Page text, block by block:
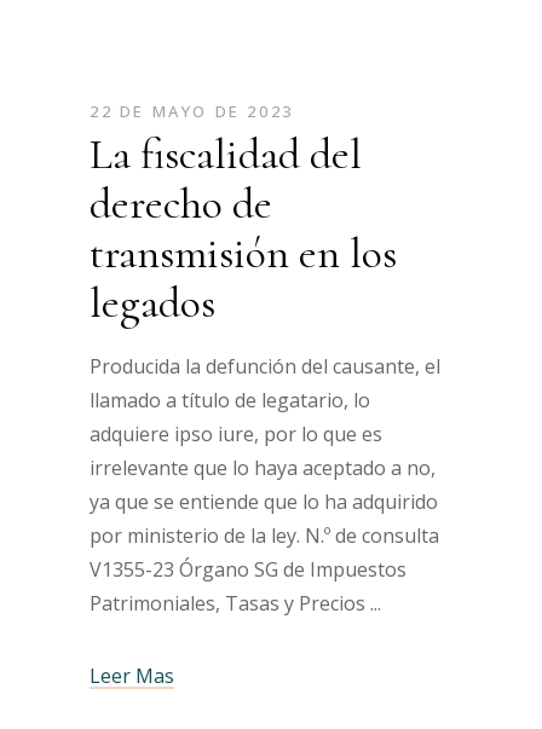
22 DE MAYO DE 2023
La fiscalidad del
derecho de
transmisión en los
legados
Producida la defunción del causante, el
llamado a título de legatario, lo
adquiere ipso iure, por lo que es
irrelevante que lo haya aceptado a no,
ya que se entiende que lo ha adquirido
por ministerio de la ley. N.º de consulta
V1355-23 Órgano SG de Impuestos
Patrimoniales, Tasas y Precios
Leer Mas